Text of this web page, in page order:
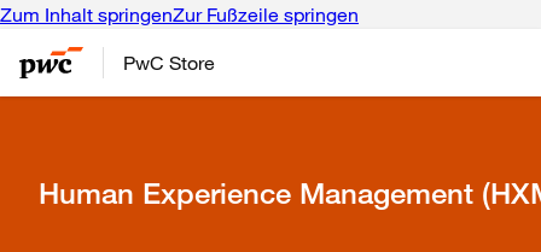
Zum Inhalt springenZur Fußzeile springen
PwC Store
Human Experience Management